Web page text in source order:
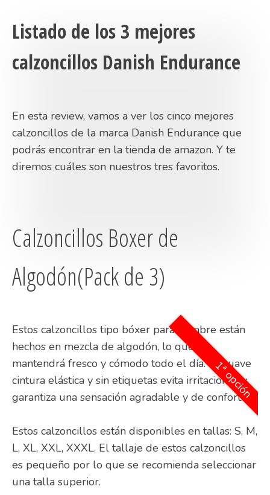
Listado de los 3 mejores
calzoncillos Danish Endurance
En esta review, vamos a ver los cinco mejores
calzoncillos de la marca Danish Endurance que
podrás encontrar en la tienda de amazon. Y te
diremos cuáles son nuestros tres favoritos.
1ª opción
Calzoncillos Boxer de
Algodón(Pack de 3)
Estos calzoncillos tipo bóxer para hombre están
hechos en mezcla de algodón, lo que te
mantendrá fresco y cómodo todo el día. La suave
cintura elástica y sin etiquetas evita irritaciones y
garantiza una sensación agradable y de confort.
Estos calzoncillos están disponibles en tallas: S, M,
L, XL, XXL, XXXL. El tallaje de estos calzoncillos
es pequeño por lo que se recomienda seleccionar
una talla superior.